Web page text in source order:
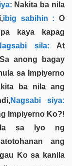
Nakita ba nila
ibig sabihin : O
kaya kapag
sila: At
anong bagay
sa Impiyerno
ba nila ang
Nagsabi siya:
Impiyerno Ko?!
sa Iyo ng
ang
Ko sa kanila